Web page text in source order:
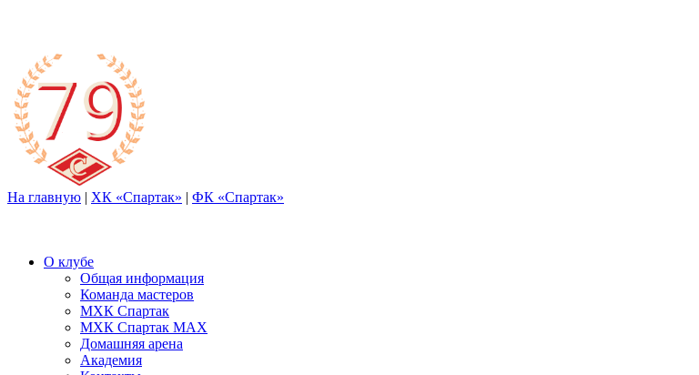
На главную | ХК «Спартак» | ФК «Спартак»
О клубе
Общая информация
Команда мастеров
МХК Спартак
МХК Спартак МАХ
Домашняя арена
Академия